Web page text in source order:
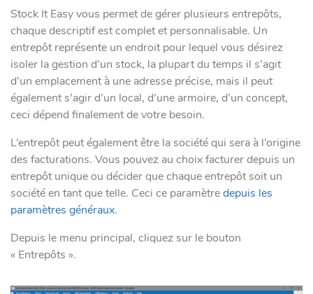
Stock It Easy vous permet de gérer plusieurs entrepôts,
chaque descriptif est complet et personnalisable. Un
entrepôt représente un endroit pour lequel vous désirez
isoler la gestion d’un stock, la plupart du temps il s’agit
d’un emplacement à une adresse précise, mais il peut
également s’agir d’un local, d’une armoire, d’un concept,
ceci dépend finalement de votre besoin.
L’entrepôt peut également être la société qui sera à l’origine
des facturations. Vous pouvez au choix facturer depuis un
entrepôt unique ou décider que chaque entrepôt soit un
société en tant que telle. Ceci ce paramètredepuis les
paramètres généraux.
Depuis le menu principal, cliquez sur le bouton
« Entrepôts ».